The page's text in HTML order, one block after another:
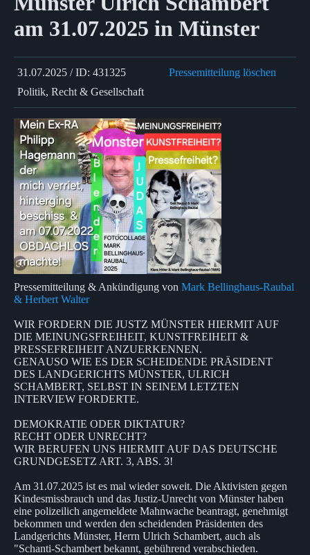
am 31.07.2025 in Münster
31.07.2025 / ID: 431325
Pressemitteilung löschen
Politik, Recht & Gesellschaft
Pressemitteilung & Ankündigung von Mark Bellinghaus-Raubal
& Herbert Walter
WIR FORDERN DIE JUSTZ MÜNSTER HIERMIT AUF
DIE MEINUNGSFREIHEIT, KUNSTFREIHEIT &
PRESSEFREIHEIT ANZUERKENNEN.
GENAUSO WIE ES DER SCHEIDENDE PRÄSIDENT
DES LANDGERICHTS MÜNSTER, ULRICH
SCHAMBERT, SELBST IN SEINEM LETZTEN
INTERVIEW FORDERTE.
DEMOKRATIE ODER DIKTATUR?
RECHT ODER UNRECHT?
WIR BERUFEN UNS HIERMIT AUF DAS DEUTSCHE
GRUNDGESETZ ART. 3, ABS. 3!
Am 31.07.2025 ist es mal wieder soweit. Die Aktivisten gegen
Kindesmissbrauch und das Justiz-Unrecht von Münster haben
eine polizeilich angemeldete Mahnwache beantragt, genehmigt
bekommen und werden den scheidenden Präsidenten des
Landgerichts Münster, Herrn Ulrich Schambert, auch als
"Schanti-Schambert bekannt, gebührend verabschieden.